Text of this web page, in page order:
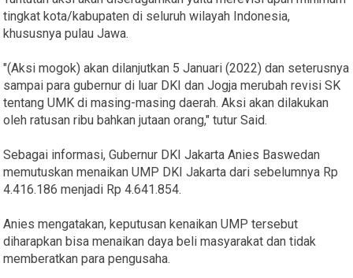
tingkat kota/kabupaten di seluruh wilayah Indonesia,
khususnya pulau Jawa.
"(Aksi mogok) akan dilanjutkan 5 Januari (2022) dan seterusnya
sampai para gubernur di luar DKI dan Jogja merubah revisi SK
tentang UMK di masing-masing daerah. Aksi akan dilakukan
oleh ratusan ribu bahkan jutaan orang," tutur Said.
Sebagai informasi, Gubernur DKI Jakarta Anies Baswedan
memutuskan menaikan UMP DKI Jakarta dari sebelumnya Rp
4.416.186 menjadi Rp 4.641.854.
Anies mengatakan, keputusan kenaikan UMP tersebut
diharapkan bisa menaikan daya beli masyarakat dan tidak
memberatkan para pengusaha.